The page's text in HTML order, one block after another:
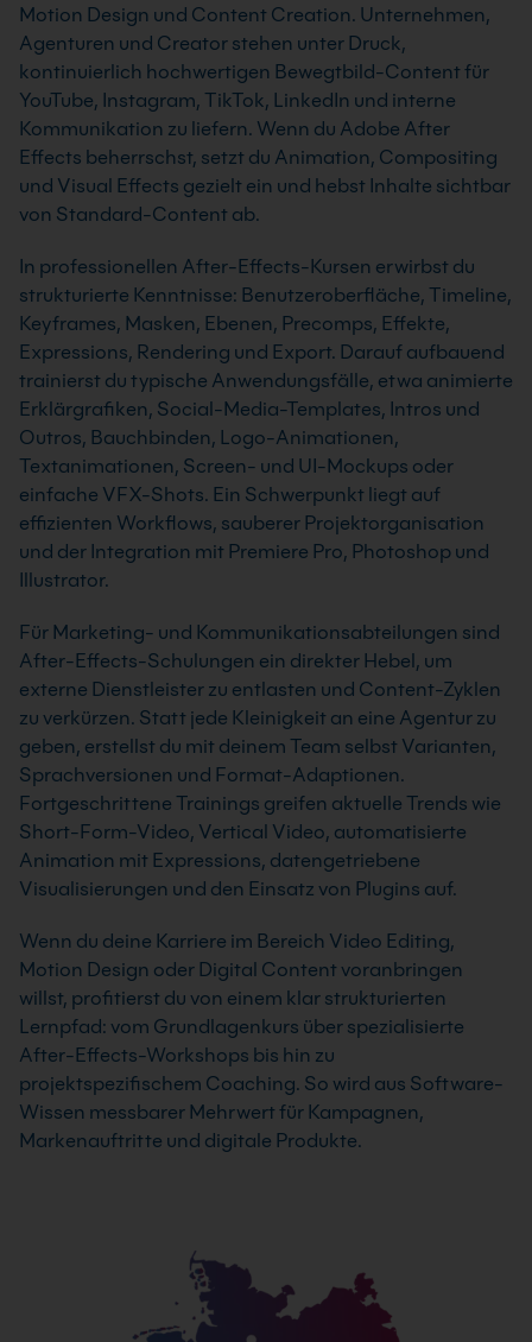
Motion Design und Content Creation. Unternehmen,
Agenturen und Creator stehen unter Druck,
kontinuierlich hochwertigen Bewegtbild-Content für
YouTube, Instagram, TikTok, LinkedIn und interne
Kommunikation zu liefern. Wenn du Adobe After
Effects beherrschst, setzt du Animation, Compositing
und Visual Effects gezielt ein und hebst Inhalte sichtbar
von Standard-Content ab.
In professionellen After-Effects-Kursen erwirbst du
strukturierte Kenntnisse: Benutzeroberfläche, Timeline,
Keyframes, Masken, Ebenen, Precomps, Effekte,
Expressions, Rendering und Export. Darauf aufbauend
trainierst du typische Anwendungsfälle, etwa animierte
Erklärgrafiken, Social-Media-Templates, Intros und
Outros, Bauchbinden, Logo-Animationen,
Textanimationen, Screen- und UI-Mockups oder
einfache VFX-Shots. Ein Schwerpunkt liegt auf
effizienten Workflows, sauberer Projektorganisation
und der Integration mit Premiere Pro, Photoshop und
Illustrator.
Für Marketing- und Kommunikationsabteilungen sind
After-Effects-Schulungen ein direkter Hebel, um
externe Dienstleister zu entlasten und Content-Zyklen
zu verkürzen. Statt jede Kleinigkeit an eine Agentur zu
geben, erstellst du mit deinem Team selbst Varianten,
Sprachversionen und Format-Adaptionen.
Fortgeschrittene Trainings greifen aktuelle Trends wie
Short-Form-Video, Vertical Video, automatisierte
Animation mit Expressions, datengetriebene
Visualisierungen und den Einsatz von Plugins auf.
Wenn du deine Karriere im Bereich Video Editing,
Motion Design oder Digital Content voranbringen
willst, profitierst du von einem klar strukturierten
Lernpfad: vom Grundlagenkurs über spezialisierte
After-Effects-Workshops bis hin zu
projektspezifischem Coaching. So wird aus Software-
Wissen messbarer Mehrwert für Kampagnen,
Markenauftritte und digitale Produkte.